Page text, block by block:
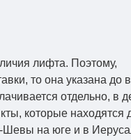
лифта. Поэтому,
то она указана до
отдельно, в
которые находятся
Шевы на юге и в